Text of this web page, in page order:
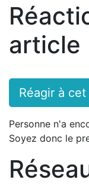
article
Réagir à
Personne n'a
Soyez donc le